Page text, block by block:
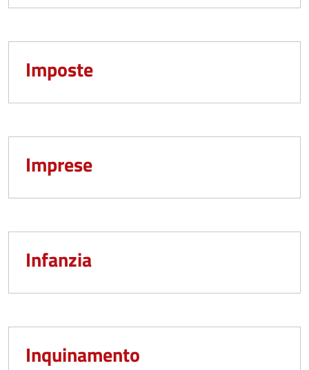
Imposte
Imprese
Infanzia
Inquinamento